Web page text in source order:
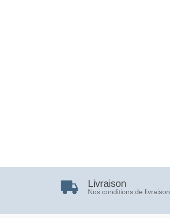
Livraison
Nos conditions de livraison